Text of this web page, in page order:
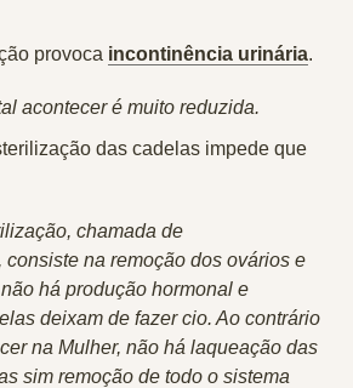
provoca incontinência urinária.
acontecer é muito reduzida.
das cadelas impede que
chamada de
na remoção dos ovários e
há produção hormonal e
deixam de fazer cio. Ao contrário
na Mulher, não há laqueação das
sim remoção de todo o sistema